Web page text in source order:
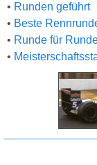
• Runden geführt
• Beste
• Runde für
•